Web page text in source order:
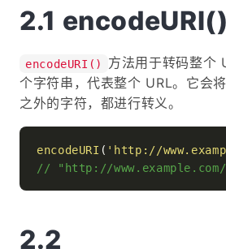
encodeURI()
encodeURI()
方法用于转码整个
个字符串，代表整个 URL。它会
之外的字符，都进行转义。
encodeURI ( 'http://
// "http://www.example.com/